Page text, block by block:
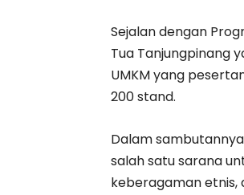
Sejalan dengan
Tua Tanjungpinang
UMKM yang
200 stand.
Dalam
salah satu sarana
keberagaman etnis,